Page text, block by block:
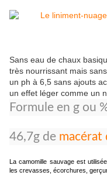
Sans eau de chaux
très nourrissant mais
un ph à 6,5 sans ajouts
un effet léger comme un
Formule en g ou
46,7g de macérat
La camomille sauvage est
les crevasses, écorchures,